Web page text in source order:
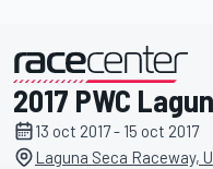
presentado por
2017 PWC
13 oct 2017 - 15 oct 2017
Laguna Seca Raceway,